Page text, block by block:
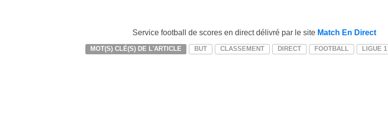
Service football de scores en direct délivré par le site Match En Direct
MOT(S) CLÉ(S) DE L'ARTICLE BUT CLASSEMENT DIRECT FOOTBALL LIGUE 1